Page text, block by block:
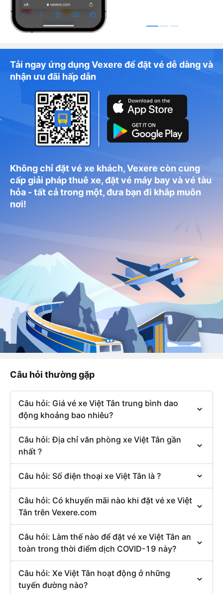
Tải ngay ứng dụng Vexere để đặt vé dễ dàng và
nhận ưu đãi hấp dẫn
Không chỉ đặt vé xe khách, Vexere còn cung
cấp giải pháp thuê xe, đặt vé máy bay và vé tàu
hỏa - tất cả trong một, đưa bạn đi khắp muôn
nơi!
Câu hỏi thường gặp
Câu hỏi: Giá vé xe Việt Tân trung bình dao
động khoảng bao nhiêu?
Câu hỏi: Địa chỉ văn phòng xe Việt Tân gần
nhất ?
Câu hỏi: Số điện thoại xe Việt Tân là ?
Câu hỏi: Có khuyến mãi nào khi đặt vé xe Việt
Tân trên Vexere.com
Câu hỏi: Làm thế nào để đặt vé xe Việt Tân an
toàn trong thời điểm dịch COVID-19 này?
Câu hỏi: Xe Việt Tân hoạt động ở những
tuyến đường nào?